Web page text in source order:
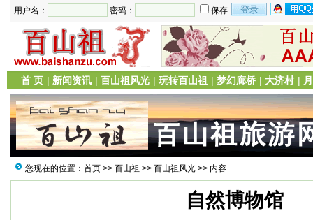
用户名： 密码： 保存
首 页 | 新闻资讯 | 百山祖风光 | 玩转百山祖 | 梦幻廊桥 | 大济村 |
您现在的位置： 首页 >> 百山祖 >> 百山祖风光 >> 内容
自然博物馆